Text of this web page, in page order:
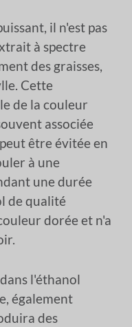
il n'est pas
à spectre
des graisses,
Cette
de la couleur
associée
être évitée en
à une
une durée
de qualité
dorée et n'a
l'éthanol
également
des